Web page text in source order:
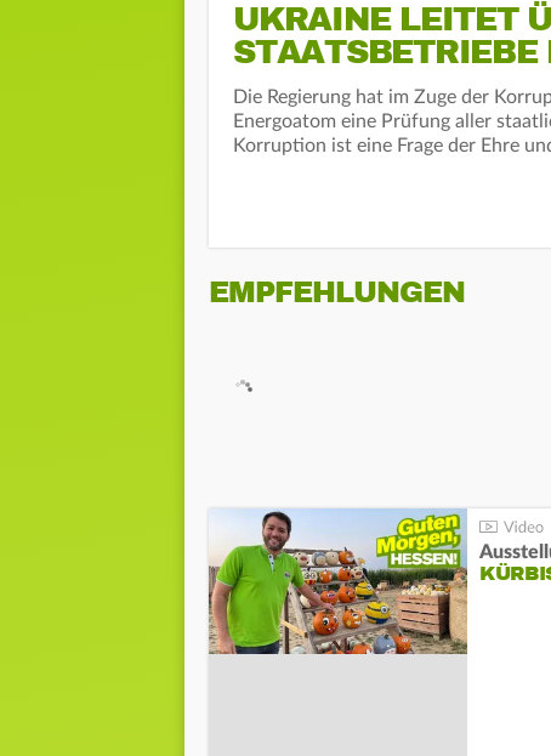
UKRAINE LEITET
STAATSBETRIEBE
Die Regierung hat im Zuge der
Energoatom eine Prüfung aller
Korruption ist eine Frage der Ehre
EMPFEHLUNGEN